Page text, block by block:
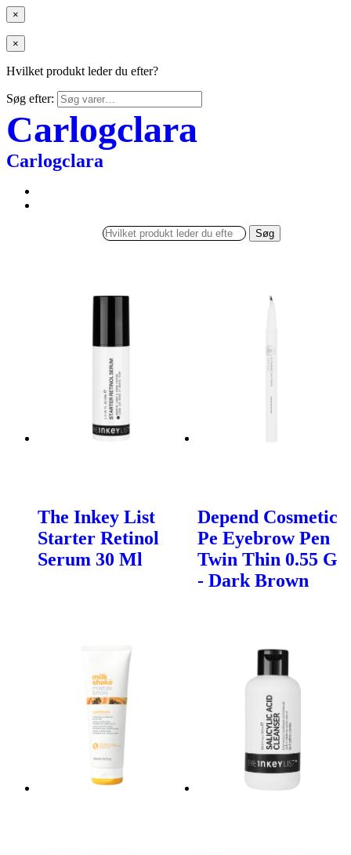
×
×
Hvilket produkt leder du efter?
Søg efter:
Carlogclara
Carlogclara
Søg
The Inkey List
Starter Retinol
Serum 30 Ml
Depend Cosmetic
Pe Eyebrow Pen
Twin Thin 0.55 G
- Dark Brown